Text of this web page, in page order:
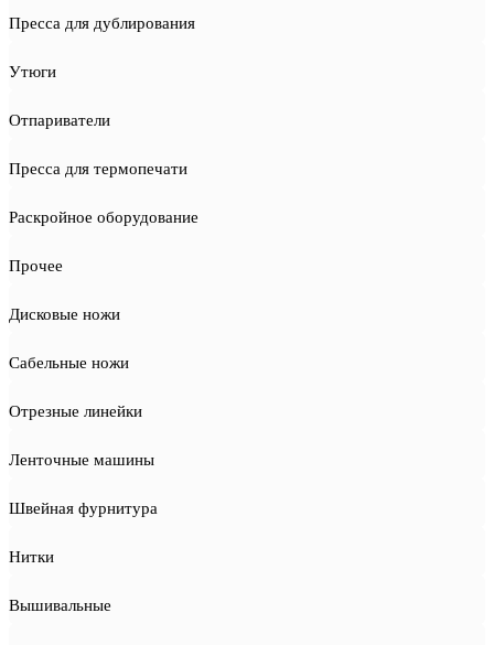
Пресса для дублирования
Утюги
Отпариватели
Пресса для термопечати
Раскройное оборудование
Прочее
Дисковые ножи
Сабельные ножи
Отрезные линейки
Ленточные машины
Швейная фурнитура
Нитки
Вышивальные